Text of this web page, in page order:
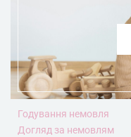
Годування немовля
Догляд за немовлям